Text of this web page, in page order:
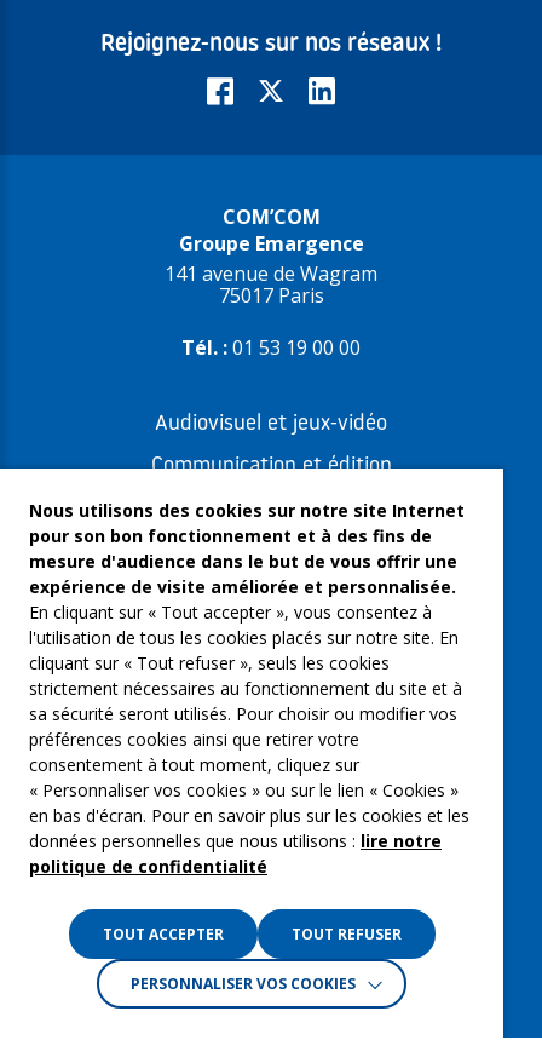
Rejoignez-nous sur nos réseaux !
COM’COM
Groupe Emargence
141 avenue de Wagram
75017 Paris
Tél. :01 53 19 00 00
Audiovisuel et jeux-vidéo
Communication et édition
Freelances et artistes-auteurs
Musique et spectacles
Qui sommes-nous ?
Groupe Emargence
C’moi le chef
Actualités
Contactez nous
Mentions légales
Gestion des cookies
Crédits :La Jungle
Nous utilisons des cookies sur notre site Internet
pour son bon fonctionnement et à des fins de
mesure d'audience dans le but de vous offrir une
expérience de visite améliorée et personnalisée.
En cliquant sur « Tout accepter », vous consentez à
l'utilisation de tous les cookies placés sur notre site. En
cliquant sur « Tout refuser », seuls les cookies
strictement nécessaires au fonctionnement du site et à
sa sécurité seront utilisés. Pour choisir ou modifier vos
préférences cookies ainsi que retirer votre
consentement à tout moment, cliquez sur
« Personnaliser vos cookies » ou sur le lien « Cookies »
en bas d'écran. Pour en savoir plus sur les cookies et les
données personnelles que nous utilisons : lire notre
politique de confidentialité
TOUT ACCEPTER TOUT REFUSER
PERSONNALISER VOS COOKIES